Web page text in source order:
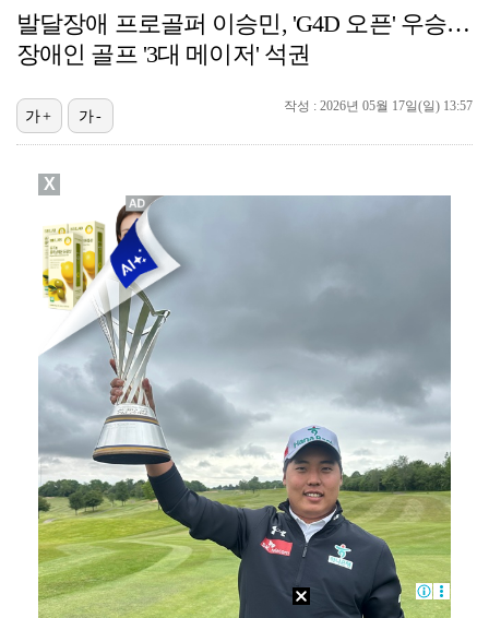
블랙핑크, 10주년 행사 논란에 사과 "커뮤니케이션 문…
'첫 승 도전' 장은수 "우승 의식하기보다 내 플레이에…
에스파 고척돔 공연에 반가운 얼굴…아이들 미연·트와이스…
발달장애 프로골퍼 이승민, 'G4D 오픈' 우승…
장애인 골프 '3대 메이저' 석권
작성 : 2026년 05월 17일(일) 13:57
가+ 가-
X